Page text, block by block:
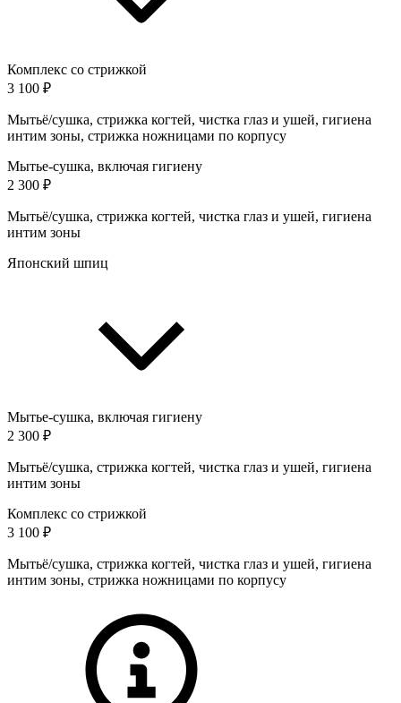
Комплекс со стрижкой
3 100 ₽
Мытьё/сушка, стрижка когтей, чистка глаз и ушей, гигиена
интим зоны, стрижка ножницами по корпусу
Мытье-сушка, включая гигиену
2 300 ₽
Мытьё/сушка, стрижка когтей, чистка глаз и ушей, гигиена
интим зоны
Японский шпиц
Мытье-сушка, включая гигиену
2 300 ₽
Мытьё/сушка, стрижка когтей, чистка глаз и ушей, гигиена
интим зоны
Комплекс со стрижкой
3 100 ₽
Мытьё/сушка, стрижка когтей, чистка глаз и ушей, гигиена
интим зоны, стрижка ножницами по корпусу